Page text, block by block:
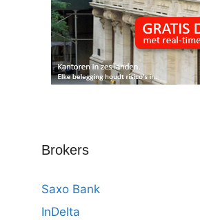
Brokers
Saxo Bank
InDelta